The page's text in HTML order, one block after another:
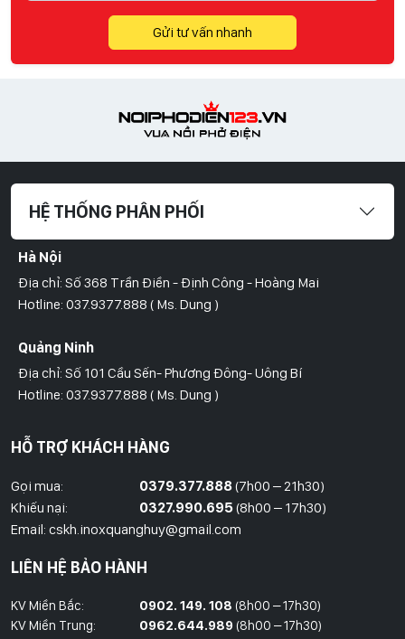
Gửi tư vấn nhanh
HỆ THỐNG PHÂN PHỐI
Hà Nội
Địa chỉ: Số 368 Trần Điền - Định Công - Hoàng Mai
Hotline: 037.9377.888 ( Ms. Dung )
Quảng Ninh
Địa chỉ: Số 101 Cầu Sến- Phương Đông- Uông Bí
Hotline: 037.9377.888 ( Ms. Dung )
Hồ Chí Minh
Hotline: 09786.01.388 ( Mr. Huy )
Thái Bình
Đối diện ủy ban nhân dân xã Vũ Hoà - Kiến Xương - Thái Bình
Hotline: 037.9377.888 ( Ms. Dung )
Đồng Nai
HỖ TRỢ KHÁCH HÀNG
Gọi mua: 0379.377.888(7h00 – 21h30)
Khiếu nại:
0327.990.695(8h00 – 17h30)
Email: cskh.inoxquanghuy@gmail.com
LIÊN HỆ BẢO HÀNH
KV Miền Bắc: 0902. 149. 108 (8h00 – 17h30)
KV Miền Trung:
0962.644.989 (8h00 – 17h30)